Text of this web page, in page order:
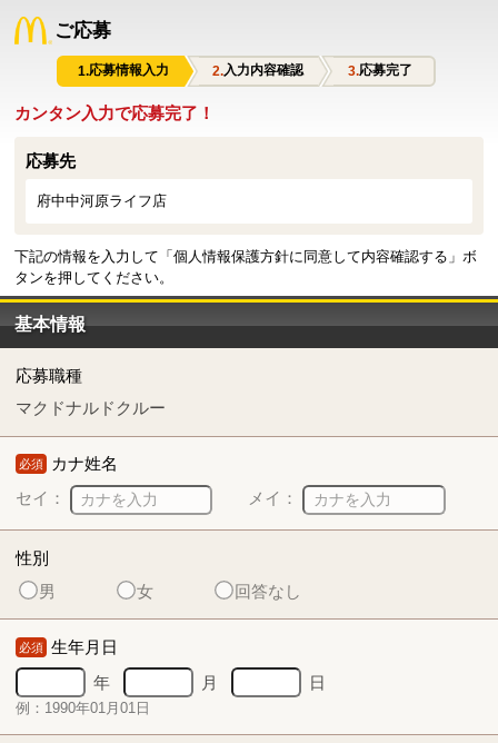
ご応募
応募情報入力 入力内容確認 応募完了
カンタン入力で応募完了！
応募先
府中中河原ライフ店
下記の情報を入力して「個人情報保護方針に同意して内容確認する」ボ
タンを押してください。
基本情報
応募職種
マクドナルドクルー
必須 カナ姓名
セイ：
メイ：
性別
男
女 回答なし
必須 生年月日
年
月 日
例：1990年01月01日